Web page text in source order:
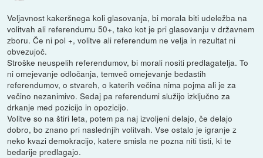
Veljavnost kakeršnega koli glasovanja, bi morala biti udeležba na
volitvah ali referendumu 50+, tako kot je pri glasovanju v državnem
zboru. Če ni pol +, volitve ali referendum ne velja in rezultat ni
obvezujoč.
Stroške neuspelih referendumov, bi morali nositi predlagatelja. To
ni omejevanje odločanja, temveč omejevanje bedastih
referendumov, o stvareh, o katerih večina nima pojma ali je za
večino nezanimivo. Sedaj pa referendumi služijo izključno za
drkanje med pozicijo in opozicijo.
Volitve so na štiri leta, potem pa naj izvoljeni delajo, če delajo
dobro, bo znano pri naslednjih volitvah. Vse ostalo je igranje z
neko kvazi demokracijo, katere smisla ne pozna niti tisti, ki te
bedarije predlagajo.